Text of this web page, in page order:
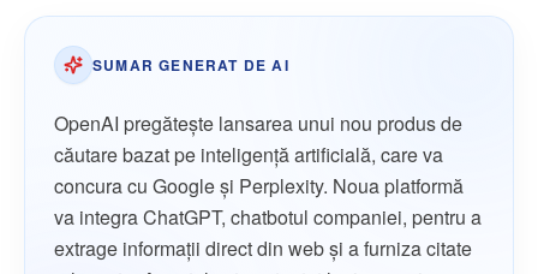
SUMAR GENERAT DE AI
OpenAI pregăteşte lansarea unui nou produs de
căutare bazat pe inteligenţă artificială, care va
concura cu Google şi Perplexity. Noua platformă
va integra ChatGPT, chatbotul companiei, pentru a
extrage informaţii direct din web şi a furniza citate